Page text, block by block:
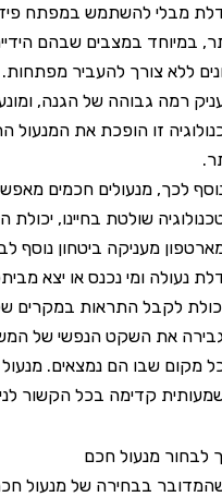
להשתמש במפתח פיזי, מה
במצבים שבהם הידיים
צורך להעביר מפתחות. כמו
גבוהה של הגנה, ומונע
זו הופכת את המנעול
מנעולים חכמים מאפשרים
שולטת בחיינו, יכולת
מעניקה ביטחון נוסף
ומי נכנס או יצא מביתכם,
לקבל התראות במקרים של
את השקט הנפשי של
שבו הם נמצאים. מנעול חכם
קדימה בכל הקשור לניהול
מנעול חכם
בבחירה של מנעול חכם,